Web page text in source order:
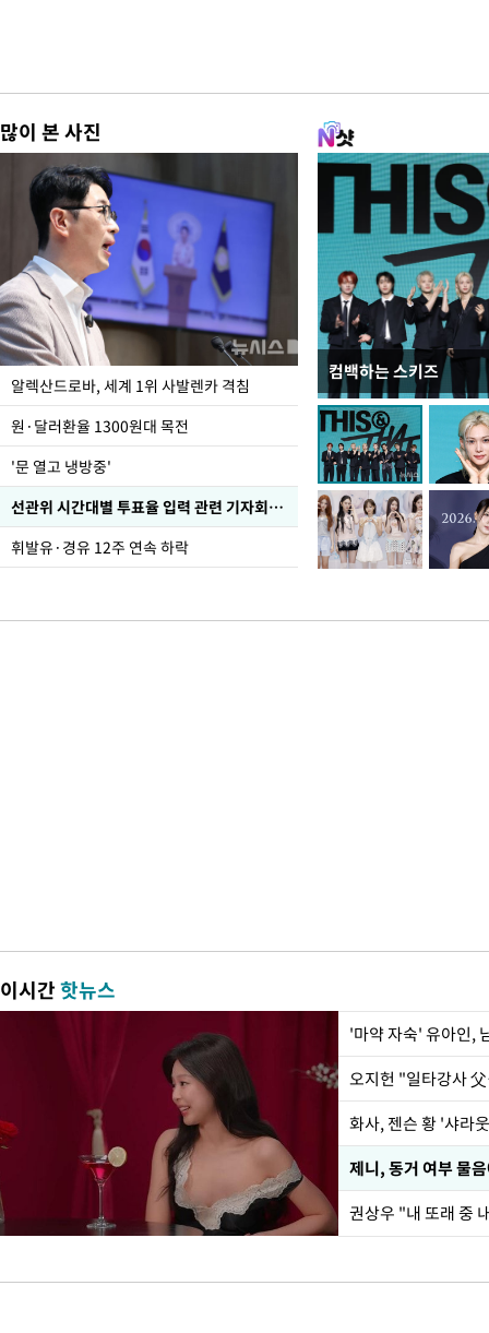
많이 본 사진
알렉산드로바, 세계 1위 사발렌카 격침
원·달러환율 1300원대 목전
'문 열고 냉방중'
선관위 시간대별 투표율 입력 관련 기자회견하는 주진우 의원
휘발유·경유 12주 연속 하락
컴백하는 스키즈
폭염 속 주말 풍경은?
이시간핫뉴스
'마약 자숙' 유아인,
화사, 젠슨 황 '샤라
제니, 동거 여부 물
권상우 "내 또래 중